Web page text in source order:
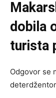
dobila
turista
Odgovor se